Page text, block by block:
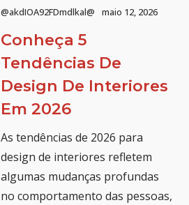
@akdIOA92FDmdlkal@ maio 12, 2026
Conheça 5
Tendências De
Design De Interiores
Em 2026
As tendências de 2026 para
design de interiores refletem
algumas mudanças profundas
no comportamento das pessoas,